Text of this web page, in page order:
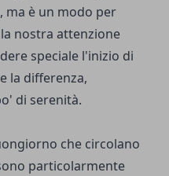
ma è un modo per
nostra attenzione
speciale l'inizio di
la differenza,
di serenità.
che circolano
particolarmente